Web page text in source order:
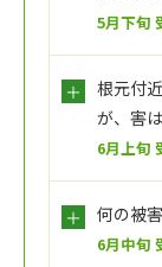
5月下旬
根元付
が、害
6月上旬
何の被
6月中旬